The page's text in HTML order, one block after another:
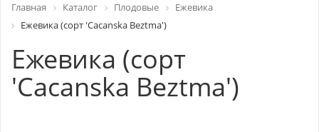
Главная Каталог Плодовые
Ежевика
Ежевика (сорт 'Cacanska Beztma')
Ежевика (сорт
'Cacanska Beztma')